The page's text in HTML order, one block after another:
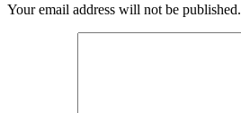
Your email address will not be published.